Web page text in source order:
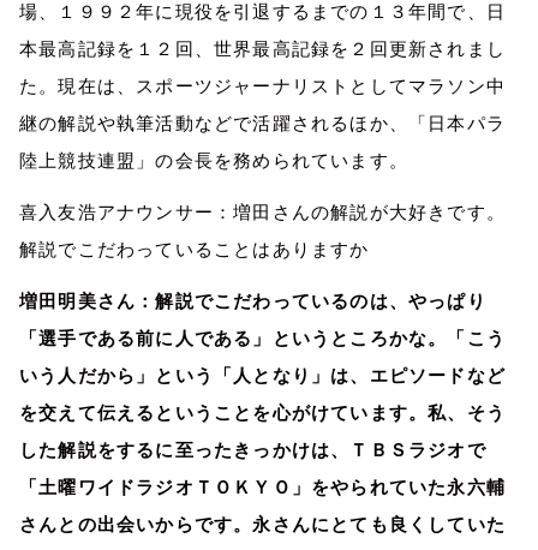
場、１９９２年に現役を引退するまでの１３年間で、日
本最高記録を１２回、世界最高記録を２回更新されまし
た。現在は、スポーツジャーナリストとしてマラソン中
継の解説や執筆活動などで活躍されるほか、「日本パラ
陸上競技連盟」の会長を務められています。
喜入友浩アナウンサー：増田さんの解説が大好きです。
解説でこだわっていることはありますか
増田明美さん：解説でこだわっているのは、やっぱり
「選手である前に人である」というところかな。「こう
いう人だから」という「人となり」は、エピソードなど
を交えて伝えるということを心がけています。私、そう
した解説をするに至ったきっかけは、ＴＢＳラジオで
「土曜ワイドラジオＴＯＫＹＯ」をやられていた永六輔
さんとの出会いからです。永さんにとても良くしていた